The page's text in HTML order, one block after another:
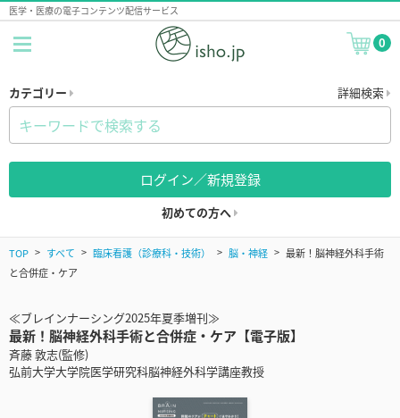
医学・医療の電子コンテンツ配信サービス
0
カテゴリー 詳細検索
ログイン／新規登録
初めての方へ
TOP すべて 臨床看護（診療科・技術） 脳・神経
最新！脳神経外科手術
と合併症・ケア
≪ブレインナーシング2025年夏季増刊≫
最新！脳神経外科手術と合併症・ケア【電子版】
斉藤 敦志(監修)
弘前大学大学院医学研究科脳神経外科学講座教授